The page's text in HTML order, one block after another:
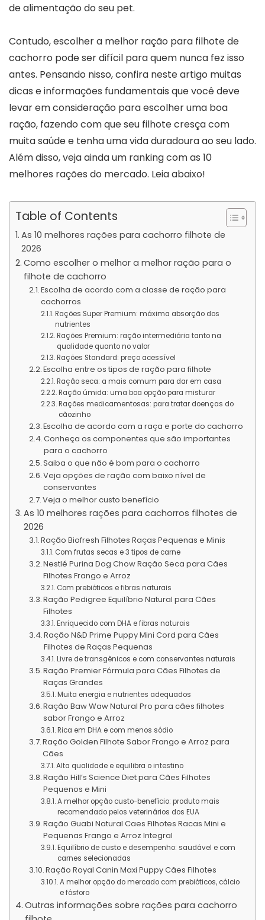
de alimentação do seu pet.
Contudo, escolher a melhor ração para filhote de
cachorro pode ser difícil para quem nunca fez isso
antes. Pensando nisso, confira neste artigo muitas
dicas e informações fundamentais que você deve
levar em consideração para escolher uma boa
ração, fazendo com que seu filhote cresça com
muita saúde e tenha uma vida duradoura ao seu lado.
Além disso, veja ainda um ranking com as 10
melhores rações do mercado. Leia abaixo!
Table of Contents
As 10 melhores rações para cachorro filhote de
2026
Como escolher o melhor a melhor ração para o
filhote de cachorro
Escolha de acordo com a classe de ração para
cachorros
Rações Super Premium: máxima absorção dos
nutrientes
Rações Premium: ração intermediária tanto na
qualidade quanto no valor
Rações Standard: preço acessível
Escolha entre os tipos de ração para filhote
Ração seca: a mais comum para dar em casa
Ração úmida: uma boa opção para misturar
Rações medicamentosas: para tratar doenças do
cãozinho
Escolha de acordo com a raça e porte do cachorro
Conheça os componentes que são importantes
para o cachorro
Saiba o que não é bom para o cachorro
Veja opções de ração com baixo nível de
conservantes
Veja o melhor custo benefício
As 10 melhores rações para cachorros filhotes de
2026
Ração Biofresh Filhotes Raças Pequenas e Minis
Com frutas secas e 3 tipos de carne
Nestlé Purina Dog Chow Ração Seca para Cães
Filhotes Frango e Arroz
Com prebióticos e fibras naturais
Ração Pedigree Equilíbrio Natural para Cães
Filhotes
Enriquecido com DHA e fibras naturais
Ração N&D Prime Puppy Mini Cord para Cães
Filhotes de Raças Pequenas
Livre de transgênicos e com conservantes naturais
Ração Premier Fórmula para Cães Filhotes de
Raças Grandes
Muita energia e nutrientes adequados
Ração Baw Waw Natural Pro para cães filhotes
sabor Frango e Arroz
Rica em DHA e com menos sódio
Ração Golden Filhote Sabor Frango e Arroz para
Cães
Alta qualidade e equilibra o intestino
Ração Hill’s Science Diet para Cães Filhotes
Pequenos e Mini
A melhor opção custo-benefício: produto mais
recomendado pelos veterinários dos EUA
Ração Guabi Natural Caes Filhotes Racas Mini e
Pequenas Frango e Arroz Integral
Equilíbrio de custo e desempenho: saudável e com
carnes selecionadas
Ração Royal Canin Maxi Puppy Cães Filhotes
A melhor opção do mercado com prebióticos, cálcio
e fósforo
Outras informações sobre rações para cachorro